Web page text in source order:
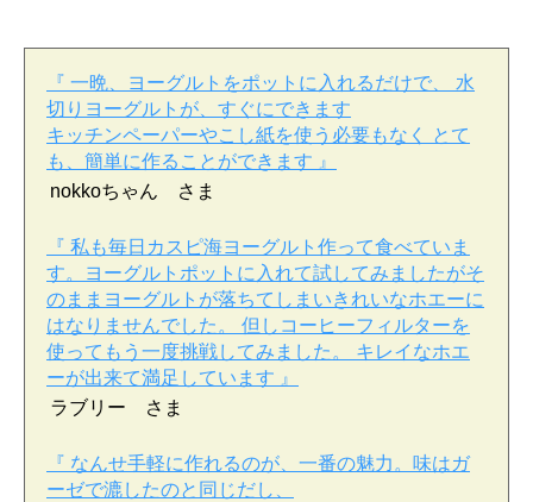
『 一晩、ヨーグルトをポットに入れるだけで、 水
切りヨーグルトが、すぐにできます
キッチンペーパーやこし紙を使う必要もなく とて
も、簡単に作ることができます 』
nokkoちゃん さま
『 私も毎日カスピ海ヨーグルト作って食べていま
す。ヨーグルトポットに入れて試してみましたがそ
のままヨーグルトが落ちてしまいきれいなホエーに
はなりませんでした。 但しコーヒーフィルターを
使ってもう一度挑戦してみました。 キレイなホエ
ーが出来て満足しています 』
ラブリー さま
『 なんせ手軽に作れるのが、一番の魅力。味はガ
ーゼで漉したのと同じだし、